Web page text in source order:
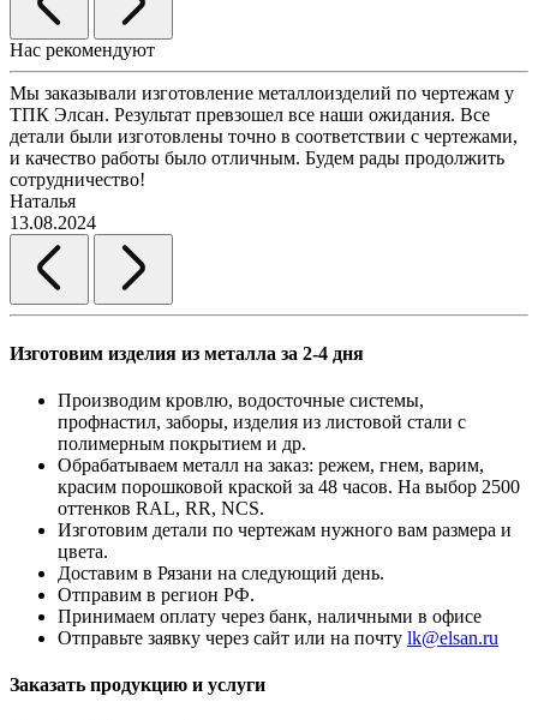
Нас рекомендуют
Мы заказывали изготовление металлоизделий по чертежам у
ТПК Элсан. Результат превзошел все наши ожидания. Все
детали были изготовлены точно в соответствии с чертежами,
и качество работы было отличным. Будем рады продолжить
сотрудничество!
Наталья
13.08.2024
Изготовим изделия из металла за 2-4 дня
Производим кровлю, водосточные системы,
профнастил, заборы, изделия из листовой стали с
полимерным покрытием и др.
Обрабатываем металл на заказ: режем, гнем, варим,
красим порошковой краской за 48 часов. На выбор 2500
оттенков RAL, RR, NCS.
Изготовим детали по чертежам нужного вам размера и
цвета.
Доставим в Рязани на следующий день.
Отправим в регион РФ.
Принимаем оплату через банк, наличными в офисе
Отправьте заявку через сайт или на почту lk@elsan.ru
Заказать продукцию и услуги